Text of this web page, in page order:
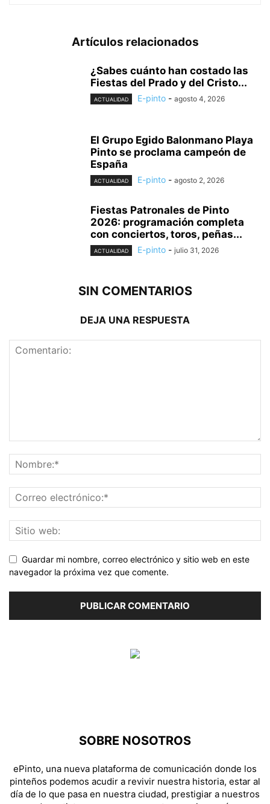
Artículos relacionados
¿Sabes cuánto han costado las
Fiestas del Prado y del Cristo...
ACTUALIDAD E-pinto - agosto 4, 2026
El Grupo Egido Balonmano Playa
Pinto se proclama campeón de
España
ACTUALIDAD E-pinto - agosto 2, 2026
Fiestas Patronales de Pinto
2026: programación completa
con conciertos, toros, peñas...
ACTUALIDAD E-pinto - julio 31, 2026
SIN COMENTARIOS
DEJA UNA RESPUESTA
Guardar mi nombre, correo electrónico y sitio web en este
navegador la próxima vez que comente.
SOBRE NOSOTROS
ePinto, una nueva plataforma de comunicación donde los
pinteños podemos acudir a revivir nuestra historia, estar al
día de lo que pasa en nuestra ciudad, prestigiar a nuestros